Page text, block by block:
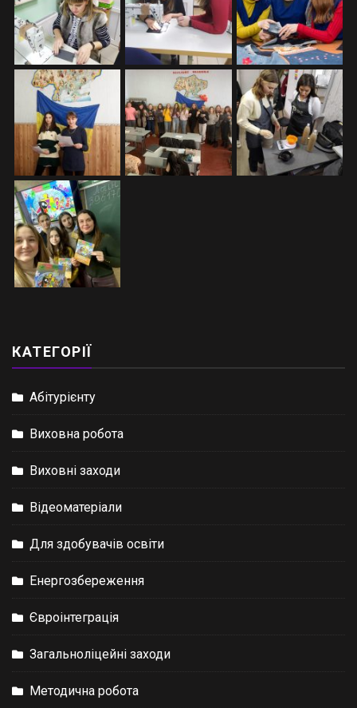
КАТЕГОРІЇ
Абітурієнту
Виховна робота
Виховні заходи
Відеоматеріали
Для здобувачів освіти
Енергозбереження
Євроінтеграція
Загальноліцейні заходи
Методична робота